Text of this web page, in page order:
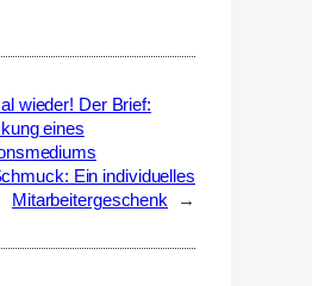
wieder! Der Brief:
eines
Ein individuelles
Mitarbeitergeschenk
→